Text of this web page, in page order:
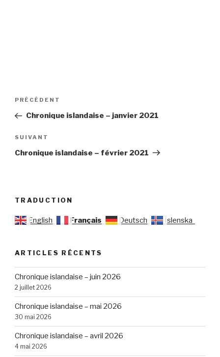
Navigation
l’article
Article
précédent
PRÉCÉDENT
Chronique islandaise – janvier 2021
Article
suivant
SUIVANT
Chronique islandaise – février 2021
TRADUCTION
English Français Deutsch Íslenska
ARTICLES RÉCENTS
Chronique islandaise – juin 2026
2 juillet 2026
Chronique islandaise – mai 2026
30 mai 2026
Chronique islandaise – avril 2026
4 mai 2026